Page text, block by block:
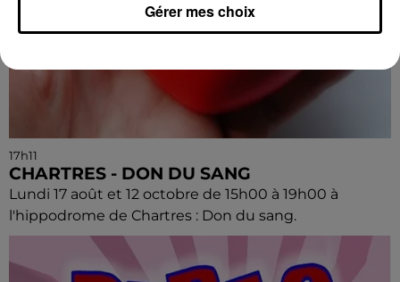
17h11
CHARTRES - DON DU SANG
Lundi 17 août et 12 octobre de 15h00 à 19h00 à
l'hippodrome de Chartres : Don du sang.
Gérer mes choix